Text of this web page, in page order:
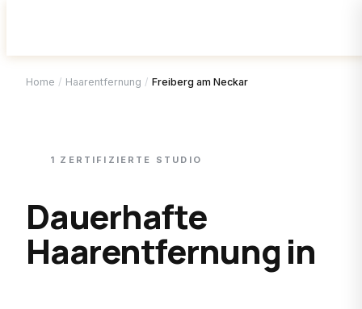
Home / Haarentfernung / Freiberg am Neckar
1 ZERTIFIZIERTE STUDIO
Dauerhafte
Haarentfernung in
Freiberg am Neckar